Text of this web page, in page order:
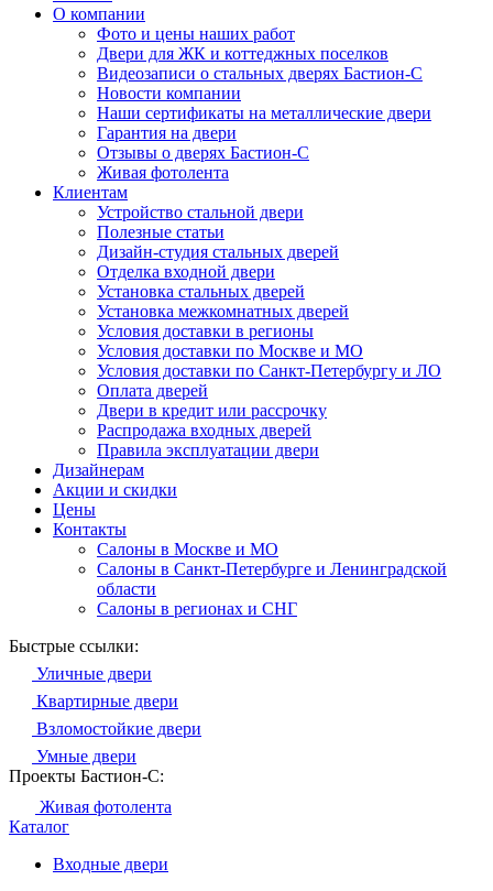
О компании
Фото и цены наших работ
Двери для ЖК и коттеджных поселков
Видеозаписи о стальных дверях Бастион-С
Новости компании
Наши сертификаты на металлические двери
Гарантия на двери
Отзывы о дверях Бастион-С
Живая фотолента
Клиентам
Устройство стальной двери
Полезные статьи
Дизайн-студия стальных дверей
Отделка входной двери
Установка стальных дверей
Установка межкомнатных дверей
Условия доставки в регионы
Условия доставки по Москве и МО
Условия доставки по Санкт-Петербургу и ЛО
Оплата дверей
Двери в кредит или рассрочку
Распродажа входных дверей
Правила эксплуатации двери
Дизайнерам
Акции и скидки
Цены
Контакты
Салоны в Москве и МО
Салоны в Санкт-Петербурге и Ленинградской
области
Салоны в регионах и СНГ
Быстрые ссылки:
Уличные двери
Квартирные двери
Взломостойкие двери
Умные двери
Проекты Бастион-С:
Живая фотолента
Каталог
Входные двери